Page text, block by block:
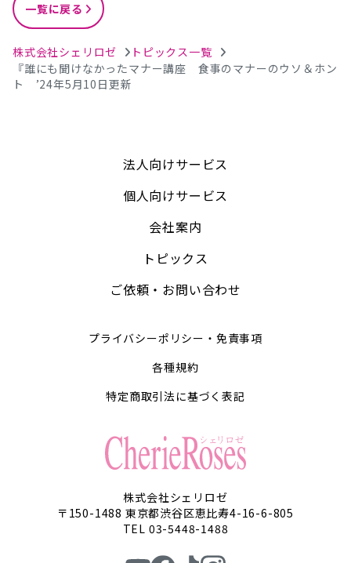
株式会社シェリロゼ
トピックス一覧
『誰にも聞けなかったマナー講座 食事のマナーのウソ＆ホン
ト ’24年5月10日更新
一覧に戻る
法人向けサービス
個人向けサービス
会社案内
トピックス
ご依頼・お問い合わせ
プライバシーポリシー・免責事項
各種規約
特定商取引法に基づく表記
株式会社シェリロゼ
〒150-1488 東京都渋谷区恵比寿4-16-6-805
TEL 03-5448-1488